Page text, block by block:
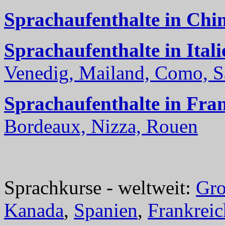
Sprachaufenthalte in
Sprachaufenthalte in
Venedig, Mailand, Como,
Sprachaufenthalte in
Bordeaux, Nizza, Rouen
Sprachkurse - weltweit:
Kanada, Spanien,